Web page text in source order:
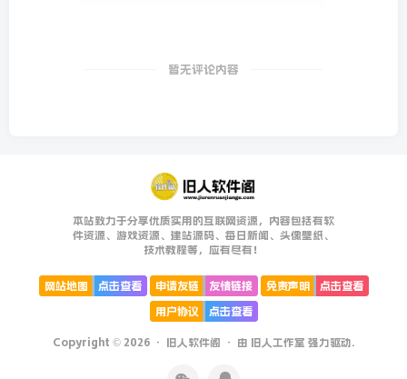
暂无评论内容
本站致力于分享优质实用的互联网资源，内容包括有软
件资源、游戏资源、建站源码、每日新闻、头像壁纸、
技术教程等，应有尽有！
网站地图 点击查看 申请友链 友情链接 免责声明
点击查看
用户协议
点击查看
Copyright © 2026 · 旧人软件阁 · 由 旧人工作室 强力驱动.